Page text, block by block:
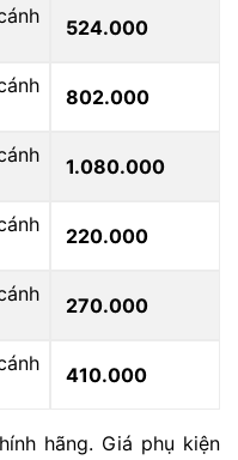
524.000
802.000
1.080.000
220.000
270.000
410.000
hãng. Giá phụ kiện